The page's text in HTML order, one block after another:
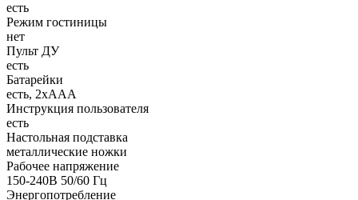
есть
Режим гостиницы
нет
Пульт ДУ
есть
Батарейки
есть, 2хAAA
Инструкция пользователя
есть
Настольная подставка
металлические ножки
Рабочее напряжение
150-240В 50/60 Гц
Энергопотребление